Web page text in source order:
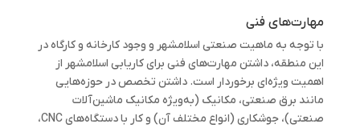
مهارت‌های فنی
با توجه به ماهیت صنعتی اسلامشهر و وجود کارخانه و کارگاه در
این منطقه، داشتن مهارت‌های فنی برای کاریابی اسلامشهر از
اهمیت ویژه‌ای برخوردار است. داشتن تخصص در حوزه‌هایی
مانند برق صنعتی، مکانیک (به‌ویژه مکانیک ماشین‌آلات
صنعتی)، جوشکاری (انواع مختلف آن) و کار با دستگاه‌های CNC،